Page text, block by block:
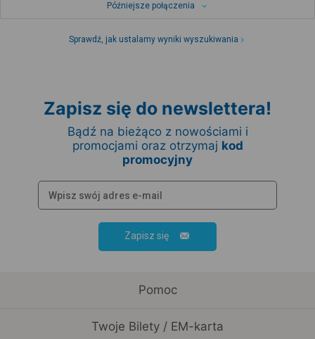
Późniejsze połączenia
Sprawdź, jak ustalamy wyniki wyszukiwania
Zapisz się do newslettera!
Bądź na bieżąco z nowościami i
promocjami oraz otrzymaj kod
promocyjny
Zapisz się
Pomoc
Twoje Bilety / EM-karta